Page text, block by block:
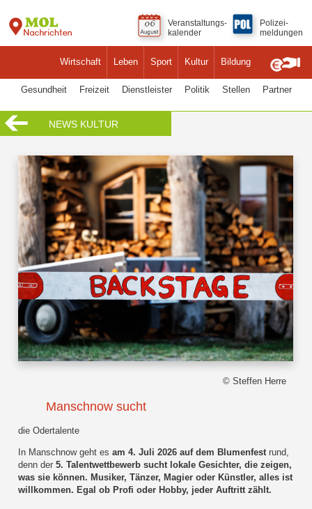
Wirtschaft Leben Sport Kultur Bildung
Veranstaltungs-
kalender
Polizei-
meldungen
Gesundheit Freizeit Dienstleister Politik Stellen Partner
NEWS KULTUR
© Steffen Herre
Manschnow sucht
die Odertalente
In Manschnow geht esam 4. Juli 2026 auf dem Blumenfestrund,
denn der5. Talentwettbewerb sucht lokale Gesichter, die zeigen,
was sie können. Musiker, Tänzer, Magier oder Künstler, alles ist
willkommen. Egal ob Profi oder Hobby, jeder Auftritt zählt.